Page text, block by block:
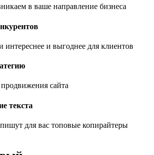
в ваше направление бизнеса
интереснее и выгоднее для клиентов
сайта
текста
для вас топовые копирайтеры